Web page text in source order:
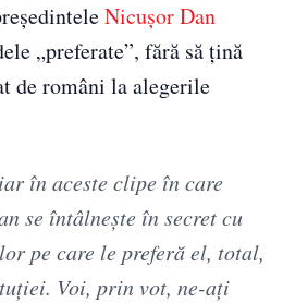
Nicușor Dan
„preferate”, fără să țină
de români la alegerile
în aceste clipe în care
se întâlneşte în secret cu
pe care le preferă el, total,
Voi, prin vot, ne-aţi